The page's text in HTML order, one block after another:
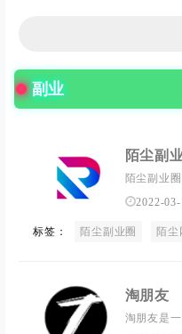
副业
陌尘副
陌尘副业
2022-
标签： 陌尘副业圈 陌尘
淘朋友
淘朋友是